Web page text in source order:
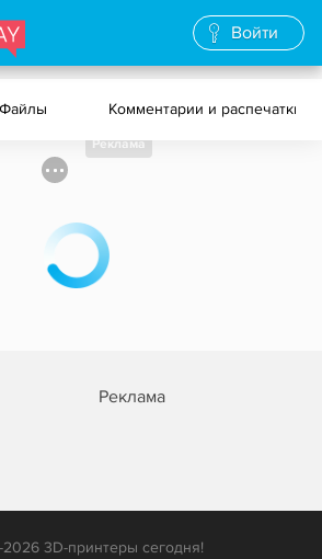
Войти
Файлы Комментарии и распечатки
Реклама
Реклама
3D-принтеры сегодня!